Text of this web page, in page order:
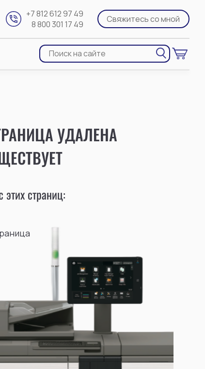
+7 812 612 97 49
8 800 301 17 49
Свяжитесь со мной
УДАЛЕНА
этих страниц: